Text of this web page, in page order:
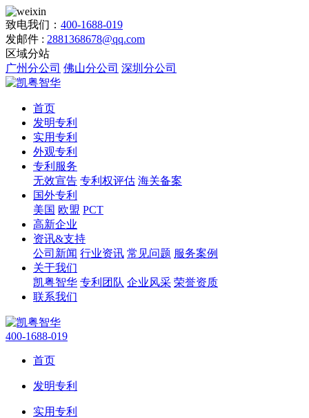
致电我们： 400-1688-019
发邮件 : 2881368678@qq.com
区域分站
广州分公司 佛山分公司 深圳分公司
首页
发明专利
实用专利
外观专利
专利服务
无效宣告 专利权评估 海关备案
国外专利
美国 欧盟 PCT
高新企业
资讯&支持
公司新闻 行业资讯 常见问题 服务案例
关于我们
凯粤智华 专利团队 企业风采 荣誉资质
联系我们
400-1688-019
首页
发明专利
实用专利